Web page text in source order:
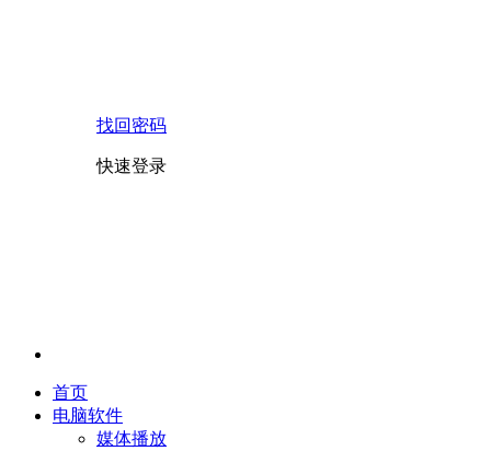
找回密码
快速登录
首页
电脑软件
媒体播放